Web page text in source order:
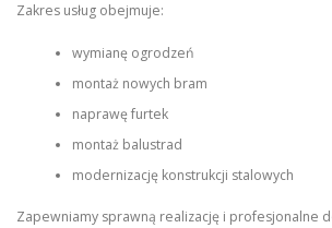
Zakres usług obejmuje:
wymianę ogrodzeń
montaż nowych bram
naprawę furtek
montaż balustrad
modernizację konstrukcji stalowych
Zapewniamy sprawną realizację i profesjonalne